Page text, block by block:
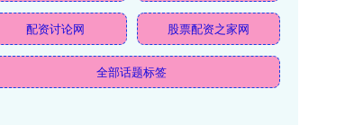
配资讨论网 股票配资之家网
全部话题标签